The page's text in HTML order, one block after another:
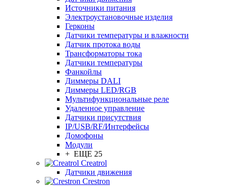
Источники питания
Электроустановочные изделия
Герконы
Датчики температуры и влажности
Датчик протока воды
Трансформаторы тока
Датчики температуры
Фанкойлы
Диммеры DALI
Диммеры LED/RGB
Мультифункциональные реле
Удаленное управление
Датчики присутствия
IP/USB/RF/Интерфейсы
Домофоны
Модули
+ ЕЩЕ 25
Creatrol
Датчики движения
Crestron